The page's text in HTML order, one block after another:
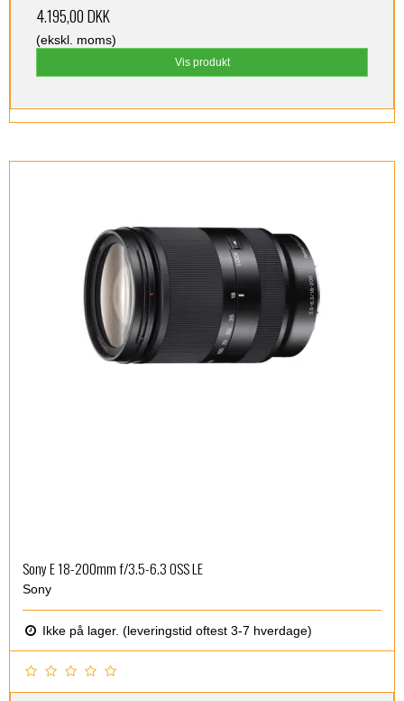
4.195,00 DKK
(ekskl. moms)
Vis produkt
Sony E 18-200mm f/3.5-6.3 OSS LE
Sony
Ikke på lager. (leveringstid oftest 3-7 hverdage)